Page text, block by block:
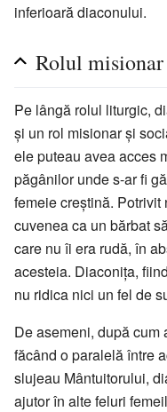
inferioară diaconului.
Rolul
Pe lângă rolul liturgic,
și un rol misionar și
ele puteau avea acces
păgânilor unde s-ar fi
femeie creștină.
cuvenea ca un bărbat
care nu îi era rudă, în
acesteia. Diaconița,
nu ridica nici un fel de
De asemeni, după cum
făcând o paralelă între
slujeau Mântuitorului,
ajutor în alte feluri